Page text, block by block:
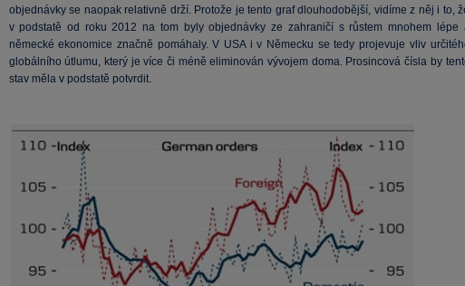
objednávky se naopak relativně drží. Protože je tento graf dlouhodobější, vidíme z něj i to,
v podstatě od roku 2012 na tom byly objednávky ze zahraničí s růstem mnohem lépe
německé ekonomice značně pomáhaly. V USA i v Německu se tedy projevuje vliv
globálního útlumu, který je více či méně eliminován vývojem doma. Prosincová čísla by
stav měla v podstatě potvrdit.